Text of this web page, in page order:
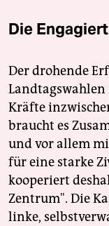
Die
Der drohende
Kräfte
braucht es
und vor allem
für eine starke
kooperiert
Zentrum". Die
linke,